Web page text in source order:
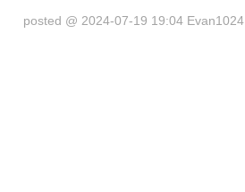
posted @ 2024-07-19 19:04 Evan1024